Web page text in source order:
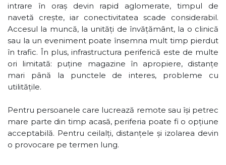
intrare în oraș devin rapid aglomerate, timpul de
navetă crește, iar conectivitatea scade considerabil.
Accesul la muncă, la unități de învățământ, la o clinică
sau la un eveniment poate însemna mult timp pierdut
în trafic. În plus, infrastructura periferică este de multe
ori limitată: puține magazine în apropiere, distanțe
mari până la punctele de interes, probleme cu
utilitățile.
Pentru persoanele care lucrează remote sau își petrec
mare parte din timp acasă, periferia poate fi o opțiune
acceptabilă. Pentru ceilalți, distanțele și izolarea devin
o provocare pe termen lung.